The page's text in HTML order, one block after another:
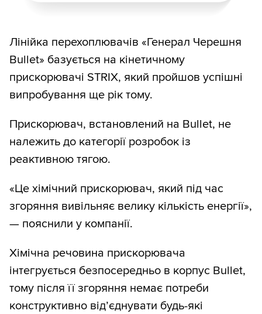
Лінійка перехоплювачів «Генерал Черешня
Bullet» базується на кінетичному
прискорювачі STRIX, який пройшов успішні
випробування ще рік тому.
Прискорювач, встановлений на Bullet, не
належить до категорії розробок із
реактивною тягою.
«Це хімічний прискорювач, який під час
згоряння вивільняє велику кількість енергії»,
— пояснили у компанії.
Хімічна речовина прискорювача
інтегрується безпосередньо в корпус Bullet,
тому після її згоряння немає потреби
конструктивно від’єднувати будь-які